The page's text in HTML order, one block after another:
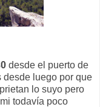
desde el puerto de
desde luego por que
lo suyo pero
todavía poco